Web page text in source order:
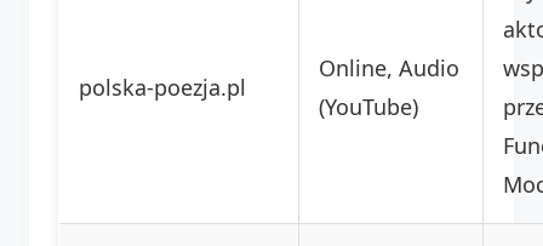
polska-poezja.pl
Online, Audio
(YouTube)